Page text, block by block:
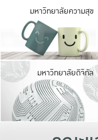
มหาวิทยาลัยความสุข
มหาวิทยาลัยดิจิทัล